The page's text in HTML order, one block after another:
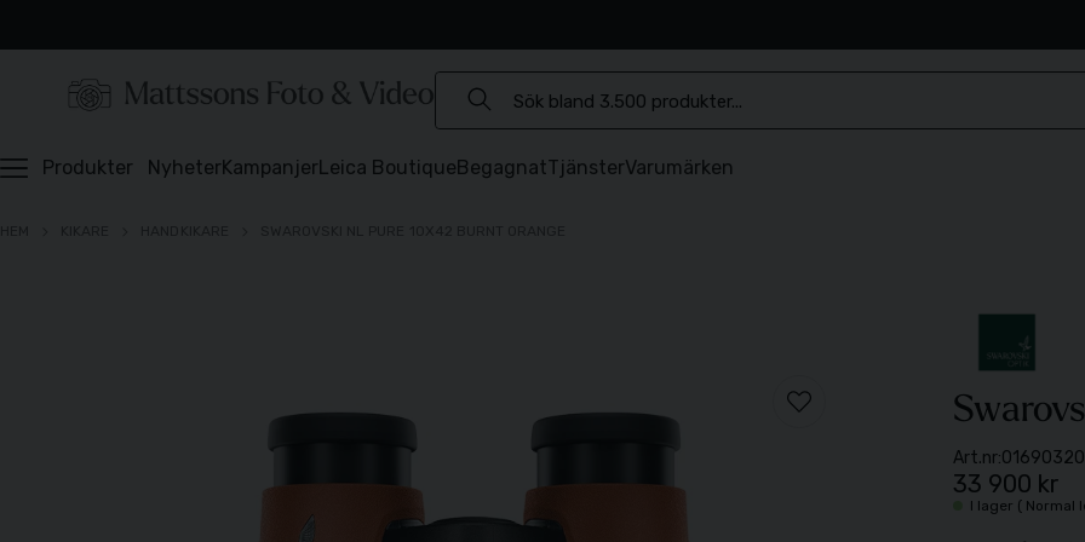
Produkter NyheterKampanjerLeica BoutiqueBegagnatTjänsterVarumärken
Art.nr:
33 900 kr
I lager ( Normal